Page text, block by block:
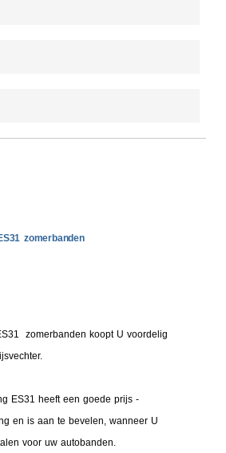
zomerbanden
zomerbanden koopt U voordelig
ES31 heeft een goede prijs -
en is aan te bevelen, wanneer U
voor uw autobanden.